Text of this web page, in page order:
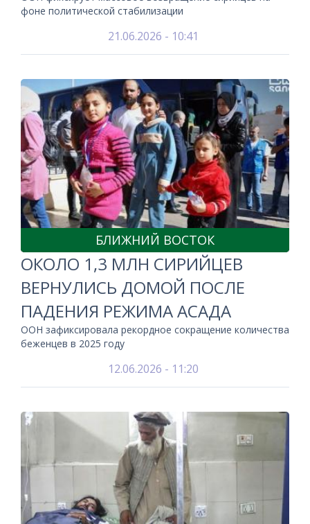
фоне политической стабилизации
21.06.2026 - 10:41
БЛИЖНИЙ ВОСТОК
ОКОЛО 1,3 МЛН СИРИЙЦЕВ
ВЕРНУЛИСЬ ДОМОЙ ПОСЛЕ
ПАДЕНИЯ РЕЖИМА АСАДА
ООН зафиксировала рекордное сокращение количества
беженцев в 2025 году
12.06.2026 - 11:20